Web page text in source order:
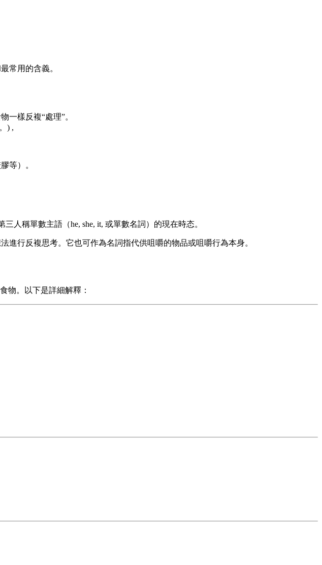
常用的含義。
一樣反複“處理”。
) ,
等）。
人稱單數主語（he, she, it, 或單數名詞）的現在時态。
進行反複思考。它也可作為名詞指代供咀嚼的物品或咀嚼行為本身。
物。以下是詳細解釋：